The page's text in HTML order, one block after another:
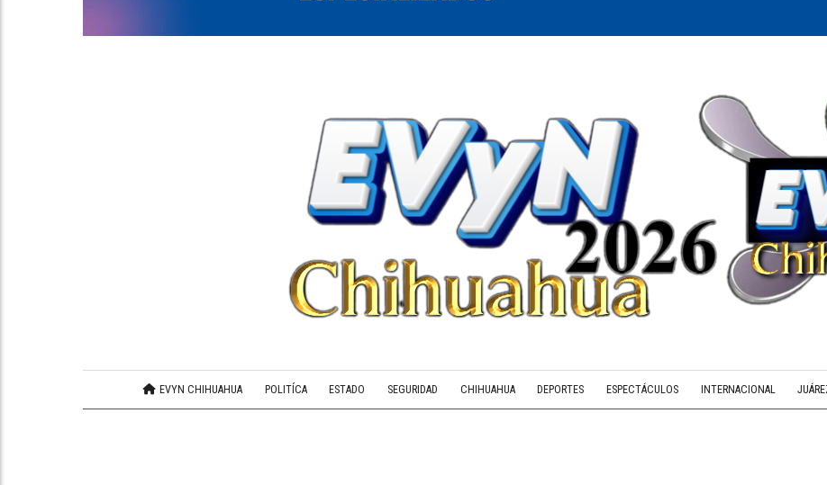
EVYN CHIHUAHUA POLITÍCA ESTADO SEGURIDAD CHIHUAHUA DEPORTES ESPECTÁCULOS INTERNACIONAL